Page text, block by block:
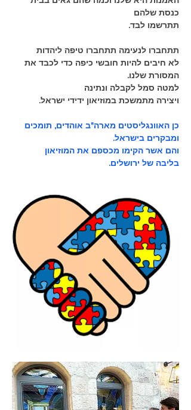
כנסת שלהם
תתרשמו לבד.
תתחברו לנעימה תתחברו טיפה ליהדות
לא חיבים להיות חובשי כיפה כדי לכבד את
המסורת שלנו.
למטה סמל לקבלה ונתינה
ויצירה מתמשכת במוזיאון ידידי ישראל.
כן האוונגליסטים מארה"ב אוהדים, תומכים
ומבקרים בישראל.
והם אשר הקימו מכספם את המוזיאון
בליבה של ירושלים.